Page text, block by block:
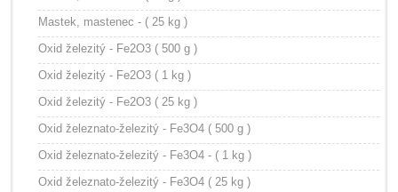
Mastek, mastenec - ( 25 kg )
Oxid železitý - Fe2O3 ( 500 g )
Oxid železitý - Fe2O3 ( 1 kg )
Oxid železitý - Fe2O3 ( 25 kg )
Oxid železnato-železitý - Fe3O4 ( 500 g )
Oxid železnato-železitý - Fe3O4 - ( 1 kg )
Oxid železnato-železitý - Fe3O4 ( 25 kg )